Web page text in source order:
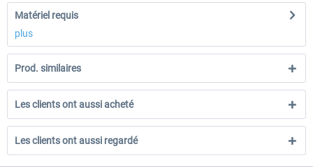
Matériel requis
plus
Prod. similaires
Les clients ont aussi acheté
Les clients ont aussi regardé